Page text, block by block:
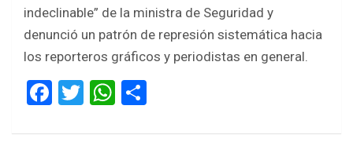
indeclinable” de la ministra de Seguridad y
denunció un patrón de represión sistemática hacia
los reporteros gráficos y periodistas en general.
F
T
W